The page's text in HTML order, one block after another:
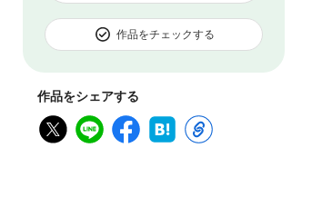
作品をチェックする
作品をシェアする